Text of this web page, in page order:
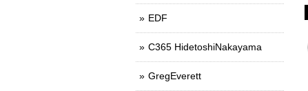
EDF
C365 HidetoshiNakayama
GregEverett